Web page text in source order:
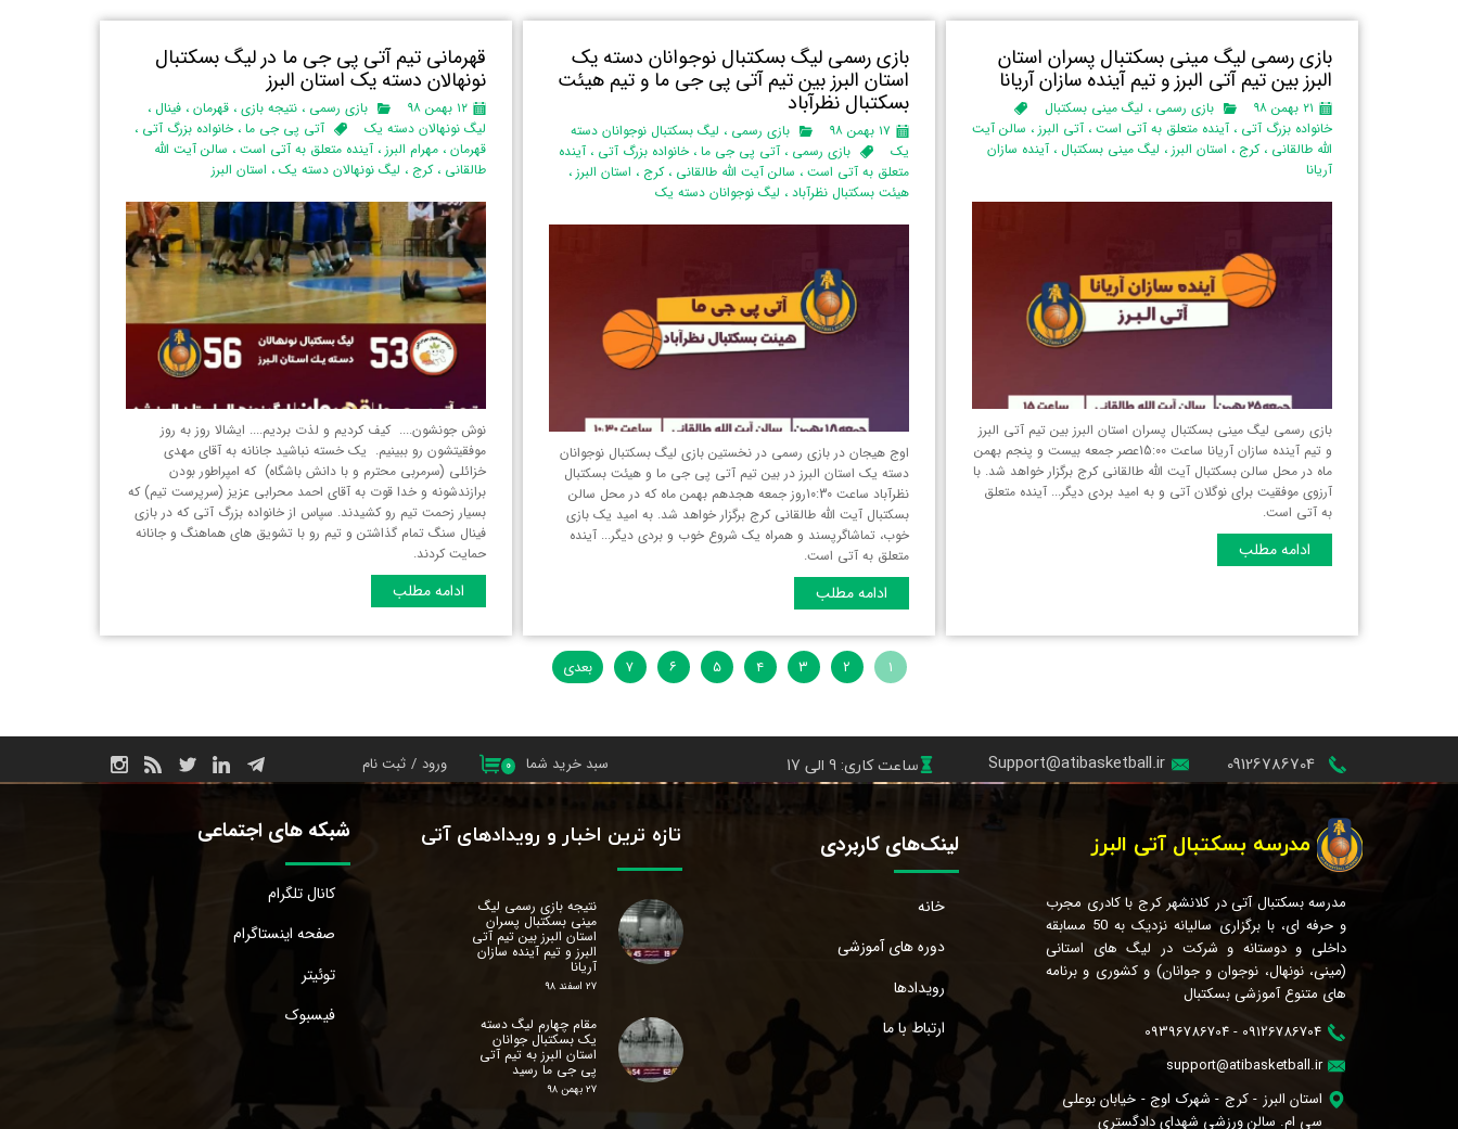
بازی رسمی لیگ مینی بسکتبال پسران استان
البرز‌ بین تیم آتی البرز و تیم آینده سازان آریانا
۲۱ بهمن ۹۸ بازی رسمی ، لیگ مینی بسکتبال
خانواده بزرگ آتی ، آینده متعلق به آتی است ، آتی البرز ، سالن آیت
الله طالقانی ،کرج ، استان البرز‌ ، لیگ مینی بسکتبال ، آینده سازان
آریانا
بازی رسمی لیگ مینی بسکتبال پسران استان البرز‌ بین تیم آتی البرز
و تیم آینده سازان آریانا ساعت 15:00عصر جمعه بیست و پنجم بهمن
ماه در محل سالن بسکتبال آیت الله طالقانی کرج برگزار خواهد شد. با
آرزوی موفقیت برای نوگلان آتی و به امید بردی دیگر... آینده متعلق
به آتی است.
ادامه مطلب
بازی رسمی لیگ بسکتبال نوجوانان دسته یک
استان البرز‌ بین تیم آتی پی جی ما و تیم هیئت
بسکتبال نظرآباد
۱۷ بهمن ۹۸ بازی رسمی ، لیگ بسکتبال نوجوانان دسته
یک
بازی رسمی ، آتی پی جی ما، خانواده بزرگ آتی ، آینده
متعلق به آتی است، سالن آیت الله طالقانی ،کرج ، استان البرز‌،
هیئت بسکتبال نظرآباد، لیگ نوجوانان دسته یک
اوج هیجان در بازی رسمی در نخستین بازی لیگ بسکتبال نوجوانان
دسته یک استان البرز‌ در بین تیم آتی پی جی ما و هیئت بسکتبال
نظرآباد ساعت 10:30روز جمعه هجدهم بهمن ماه که در محل سالن
بسکتبال آیت الله طالقانی کرج برگزار خواهد شد. به امید یک بازی
خوب، تماشاگرپسند و همراه یک شروع خوب و بردی دیگر... آینده
متعلق به آتی است.
ادامه مطلب
قهرمانی تیم آتی پی جی ما در لیگ بسکتبال
نونهالان دسته یک استان البرز‌
۱۲ بهمن ۹۸ بازی رسمی ، نتیجه بازی، قهرمان، فینال ،
لیگ نونهالان دسته یک
آتی پی جی ما، خانواده بزرگ آتی ،
قهرمان، مهرام البرز، آینده متعلق به آتی است، سالن آیت الله
طالقانی ،کرج ، لیگ نونهالان دسته یک، استان البرز‌
نوش جونشون.... کیف کردیم و لذت بردیم.... ایشالا روز به روز
موفقیتشون رو ببینیم. یک خسته نباشید جانانه به آقای مهدی
خزائلی (سرمربی محترم و با دانش باشگاه) که امپراطور بودن
برازندشونه و خدا قوت به آقای احمد محرابی عزیز (سرپرست تیم) که
بسیار زحمت تیم رو کشیدند. سپاس از خانواده‌ بزرگ آتی که در بازی
فینال سنگ تمام گذاشتن و تیم رو با تشویق های هماهنگ و جانانه
حمایت کردند.
ادامه مطلب
۱ ۲ ۳ ۴ ۵ ۶ ۷ بعدی
مدرسه بسکتبال آتی البرز
مدرسه بسکتبال آتی در کلانشهر کرج با کادری مجرب
و حرفه ای، با برگزاری سالیانه نزدیک به 50 مسابقه
داخلی و دوستانه و شرکت در لیگ های استانی
(مینی، نونهال، نوجوان و جوانان) و کشوری و برنامه
های متنوع آموزشی بسکتبال
09126786704 - 09396786704
support@atibasketball.ir
استان البرز - کرج - شهرک اوج - خیابان بوعلی
سی ام. سالن ورزشی شهدای دادگستری
لینک‌های کاربردی
خانه
دوره های آموزشی
رویدادها
ارتباط با ما
تازه ترین اخبار و رویدادهای آتی
نتیجه بازی رسمی لیگ
مینی بسکتبال پسران
استان البرز‌ بین تیم آتی
البرز و تیم آینده سازان
آریانا
۲۷ اسفند ۹۸
مقام چهارم لیگ دسته
یک بسکتبال جوانان
استان البرز‌ به تیم آتی
پی جی ما رسید
۲۷ بهمن ۹۸
شبکه های اجتماعی
کانال تلگرام
صفحه اینستاگرام
توئیتر
فیسبوک
ورود / ثبت نام
تغییر گذر واژه
۰ سبد خرید شما 09126786704 ساعت کاری: 9 الی 17 Support@atibasketball.ir